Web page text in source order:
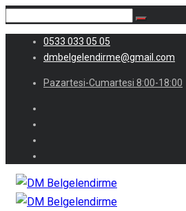
0533 033 05 05
dmbelgelendirme@gmail.com
Pazartesi-Cumartesi 8:00-18:00